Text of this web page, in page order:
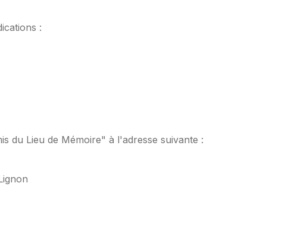
:
du Lieu de Mémoire" à l'adresse suivante :